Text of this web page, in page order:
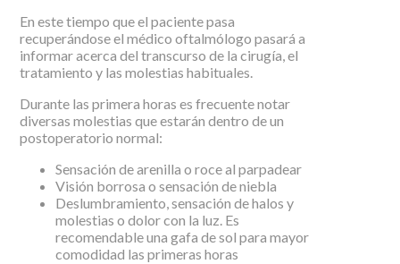
En este tiempo que el paciente pasa
recuperándose el médico oftalmólogo pasará a
informar acerca del transcurso de la cirugía, el
tratamiento y las molestias habituales.
Durante las primera horas es frecuente notar
diversas molestias que estarán dentro de un
postoperatorio normal:
Sensación de arenilla o roce al parpadear
Visión borrosa o sensación de niebla
Deslumbramiento, sensación de halos y
molestias o dolor con la luz. Es
recomendable una gafa de sol para mayor
comodidad las primeras horas